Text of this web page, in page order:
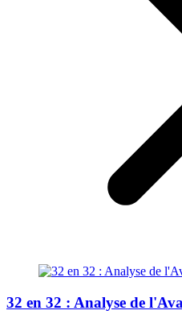
32 en 32 : Analyse de